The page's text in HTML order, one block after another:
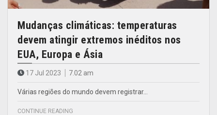
Mudanças climáticas: temperaturas
devem atingir extremos inéditos nos
EUA, Europa e Ásia
17 Jul 2023 7.02 am
Várias regiões do mundo devem registrar…
CONTINUE READING